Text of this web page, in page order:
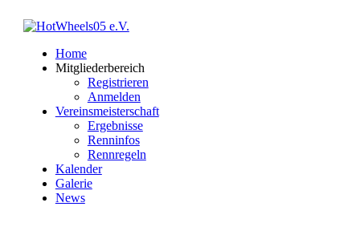
Home
Mitgliederbereich
Registrieren
Anmelden
Vereinsmeisterschaft
Ergebnisse
Renninfos
Rennregeln
Kalender
Galerie
News